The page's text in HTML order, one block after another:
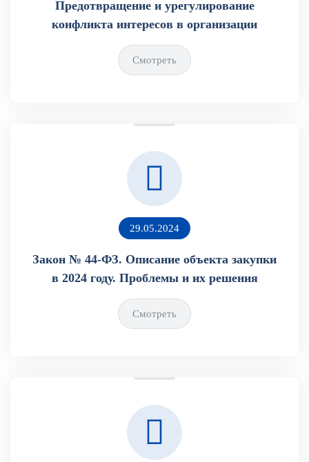
Предотвращение и урегулирование
конфликта интересов в организации
Смотреть
29.05.2024
Закон № 44-ФЗ. Описание объекта закупки
в 2024 году. Проблемы и их решения
Смотреть